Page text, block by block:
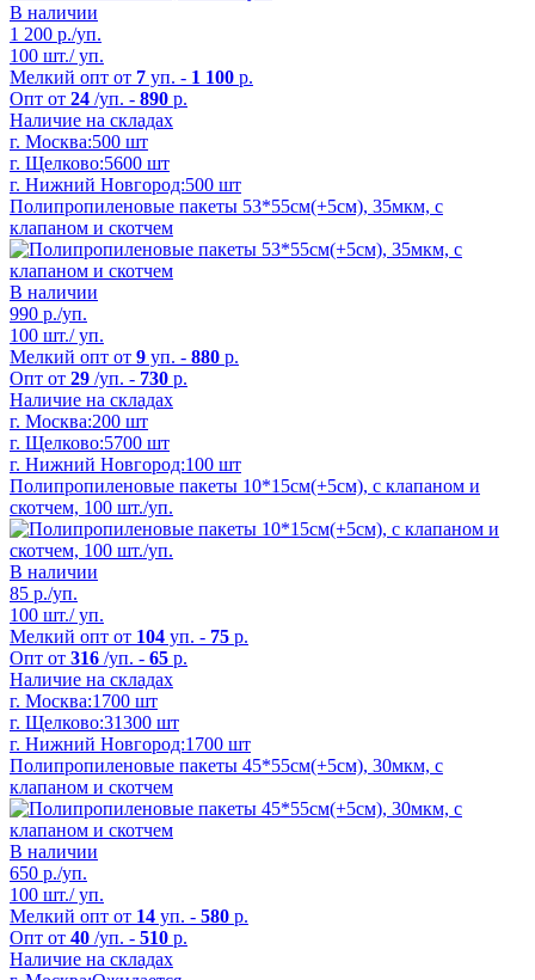
В наличии
1 200 р./уп.
100 шт./ уп.
Мелкий опт от 7 уп. - 1 100 р.
Опт от 24 /уп. - 890 р.
Наличие на складах
г. Москва:500 шт
г. Щелково:5600 шт
г. Нижний Новгород:500 шт
Полипропиленовые пакеты 53*55см(+5см), 35мкм, с
клапаном и скотчем
В наличии
990 р./уп.
100 шт./ уп.
Мелкий опт от 9 уп. - 880 р.
Опт от 29 /уп. - 730 р.
Наличие на складах
г. Москва:200 шт
г. Щелково:5700 шт
г. Нижний Новгород:100 шт
Полипропиленовые пакеты 10*15см(+5см), с клапаном и
скотчем, 100 шт./уп.
В наличии
85 р./уп.
100 шт./ уп.
Мелкий опт от 104 уп. - 75 р.
Опт от 316 /уп. - 65 р.
Наличие на складах
г. Москва:1700 шт
г. Щелково:31300 шт
г. Нижний Новгород:1700 шт
Полипропиленовые пакеты 45*55см(+5см), 30мкм, с
клапаном и скотчем
В наличии
650 р./уп.
100 шт./ уп.
Мелкий опт от 14 уп. - 580 р.
Опт от 40 /уп. - 510 р.
Наличие на складах